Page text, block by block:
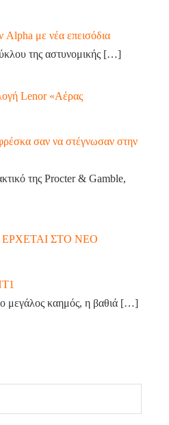
Alpha με νέα επεισόδια
της αστυνομικής […]
Lenor «Αέρας
σαν να στέγνωσαν στην
της Procter & Gamble,
ΕΡΧΕΤΑΙ ΣΤΟ ΝΕΟ
μεγάλος καημός, η βαθιά […]